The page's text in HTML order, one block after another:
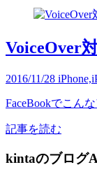
VoiceOver
2016/11/28
FaceBookでこん
記事を読む
kintaのブログ